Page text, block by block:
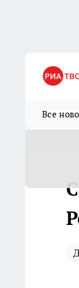
Все